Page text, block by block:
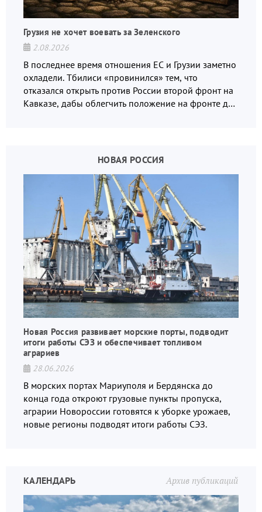
Грузия не хочет воевать за Зеленского
2.08.2026
В последнее время отношения ЕС и Грузии заметно
охладели. Тбилиси «провинился» тем, что
отказался открыть против России второй фронт на
Кавказе, дабы облегчить положение на фронте для
НОВАЯ РОССИЯ
Новая Россия развивает морские порты, подводит
итоги работы СЭЗ и обеспечивает топливом
аграриев
28.06.2026
В морских портах Мариуполя и Бердянска до
конца года откроют грузовые пункты пропуска,
аграрии Новороссии готовятся к уборке урожаев,
новые регионы подводят итоги работы СЭЗ.
Архив публикаций
КАЛЕНДАРЬ